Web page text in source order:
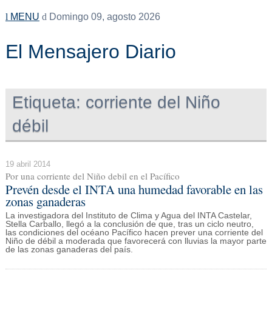
MENU Domingo 09, agosto 2026
El Mensajero Diario
Etiqueta: corriente del Niño
débil
19 abril 2014
Por una corriente del Niño debil en el Pacífico
Prevén desde el INTA una humedad favorable en las
zonas ganaderas
La investigadora del Instituto de Clima y Agua del INTA Castelar,
Stella Carballo, llegó a la conclusión de que, tras un ciclo neutro,
las condiciones del océano Pacífico hacen prever una corriente del
Niño de débil a moderada que favorecerá con lluvias la mayor parte
de las zonas ganaderas del país.